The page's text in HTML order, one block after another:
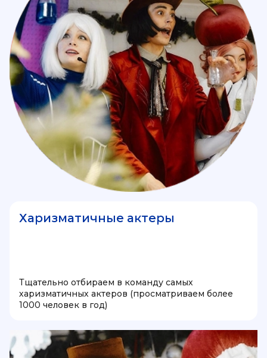
Харизматичные актеры
Тщательно отбираем в команду самых
харизматичных актеров (просматриваем более
1000 человек в год)